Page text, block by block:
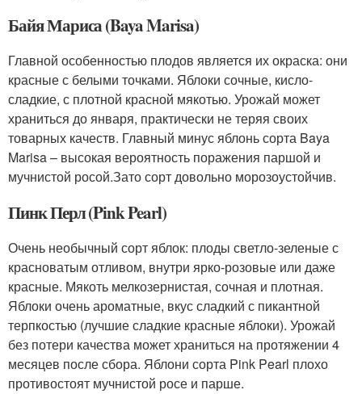
Байя Мариса (Baya Marisa)
Главной особенностью плодов является их окраска: они
красные с белыми точками. Яблоки сочные, кисло-
сладкие, с плотной красной мякотью. Урожай может
храниться до января, практически не теряя своих
товарных качеств. Главный минус яблонь сорта Baya
Marisa – высокая вероятность поражения паршой и
мучнистой росой.Зато сорт довольно морозоустойчив.
Пинк Перл (Pink Pearl)
Очень необычный сорт яблок: плоды светло-зеленые с
красноватым отливом, внутри ярко-розовые или даже
красные. Мякоть мелкозернистая, сочная и плотная.
Яблоки очень ароматные, вкус сладкий с пикантной
терпкостью (лучшие сладкие красные яблоки). Урожай
без потери качества может храниться на протяжении 4
месяцев после сбора. Яблони сорта Pink Pearl плохо
противостоят мучнистой росе и парше.